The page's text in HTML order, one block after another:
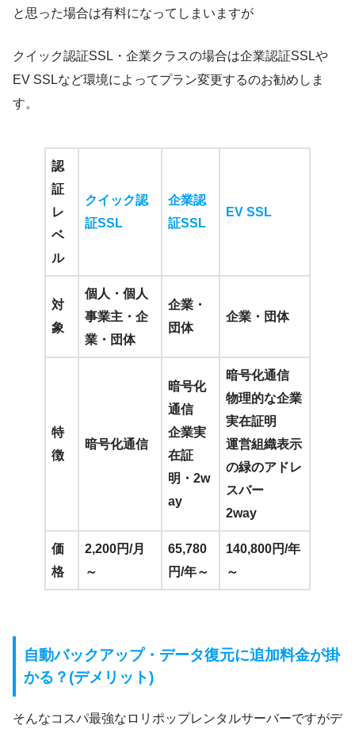
と思った場合は有料になってしまいますが
クイック認証SSL・企業クラスの場合は企業認証SSLや
EV SSLなど環境によってプラン変更するのお勧めしま
す。
認
証
レ
ベ
ル
クイック認
証SSL
企業認
証SSL
EV SSL
対
象
個人・個人
事業主・企
業・団体
企業・
団体
企業・団体
特
徴
暗号化通信
暗号化
通信
企業実
在証
明・2w
ay
暗号化通信
物理的な企業
実在証明
運営組織表示
の緑のアドレ
スバー
2way
価
格
2,200円/月
～
65,780
円/年～
140,800円/年
～
自動バックアップ・データ復元に追加料金が掛
かる？(デメリット)
そんなコスパ最強なロリポップレンタルサーバーですがデ